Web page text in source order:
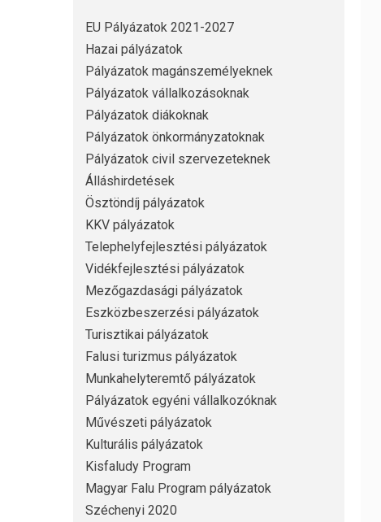
EU Pályázatok 2021-2027
Hazai pályázatok
Pályázatok magánszemélyeknek
Pályázatok vállalkozásoknak
Pályázatok diákoknak
Pályázatok önkormányzatoknak
Pályázatok civil szervezeteknek
Álláshirdetések
Ösztöndíj pályázatok
KKV pályázatok
Telephelyfejlesztési pályázatok
Vidékfejlesztési pályázatok
Mezőgazdasági pályázatok
Eszközbeszerzési pályázatok
Turisztikai pályázatok
Falusi turizmus pályázatok
Munkahelyteremtő pályázatok
Pályázatok egyéni vállalkozóknak
Művészeti pályázatok
Kulturális pályázatok
Kisfaludy Program
Magyar Falu Program pályázatok
Széchenyi 2020